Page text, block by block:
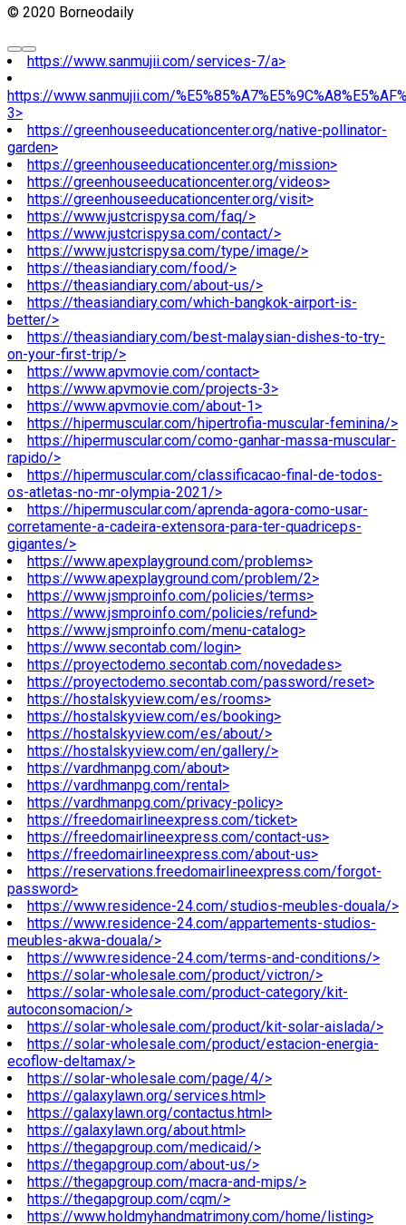
© 2020 Borneodaily
https://www.sanmujii.com/services-7/a>
https://www.sanmujii.com/
3>
https://greenhouseeducationcenter.org/native-pollinator-
garden>
https://greenhouseeducationcenter.org/mission>
https://greenhouseeducationcenter.org/videos>
https://greenhouseeducationcenter.org/visit>
https://www.justcrispysa.com/faq/>
https://www.justcrispysa.com/contact/>
https://www.justcrispysa.com/type/image/>
https://theasiandiary.com/food/>
https://theasiandiary.com/about-us/>
https://theasiandiary.com/which-bangkok-airport-is-
better/>
https://theasiandiary.com/best-malaysian-dishes-to-try-
on-your-first-trip/>
https://www.apvmovie.com/contact>
https://www.apvmovie.com/projects-3>
https://www.apvmovie.com/about-1>
https://hipermuscular.com/hipertrofia-muscular-feminina/>
https://hipermuscular.com/como-ganhar-massa-muscular-
rapido/>
https://hipermuscular.com/classificacao-final-de-todos-
os-atletas-no-mr-olympia-2021/>
https://hipermuscular.com/aprenda-agora-como-usar-
corretamente-a-cadeira-extensora-para-ter-quadriceps-
gigantes/>
https://www.apexplayground.com/problems>
https://www.apexplayground.com/problem/2>
https://www.jsmproinfo.com/policies/terms>
https://www.jsmproinfo.com/policies/refund>
https://www.jsmproinfo.com/menu-catalog>
https://www.secontab.com/login>
https://proyectodemo.secontab.com/novedades>
https://proyectodemo.secontab.com/password/reset>
https://hostalskyview.com/es/rooms>
https://hostalskyview.com/es/booking>
https://hostalskyview.com/es/about/>
https://hostalskyview.com/en/gallery/>
https://vardhmanpg.com/about>
https://vardhmanpg.com/rental>
https://vardhmanpg.com/privacy-policy>
https://freedomairlineexpress.com/ticket>
https://freedomairlineexpress.com/contact-us>
https://freedomairlineexpress.com/about-us>
https://reservations.freedomairlineexpress.com/forgot-
password>
https://www.residence-24.com/studios-meubles-douala/>
https://www.residence-24.com/appartements-studios-
meubles-akwa-douala/>
https://www.residence-24.com/terms-and-conditions/>
https://solar-wholesale.com/product/victron/>
https://solar-wholesale.com/product-category/kit-
autoconsomacion/>
https://solar-wholesale.com/product/kit-solar-aislada/>
https://solar-wholesale.com/product/estacion-energia-
ecoflow-deltamax/>
https://solar-wholesale.com/page/4/>
https://galaxylawn.org/services.html>
https://galaxylawn.org/contactus.html>
https://galaxylawn.org/about.html>
https://thegapgroup.com/medicaid/>
https://thegapgroup.com/about-us/>
https://thegapgroup.com/macra-and-mips/>
https://thegapgroup.com/cqm/>
https://www.holdmyhandmatrimony.com/home/listing>